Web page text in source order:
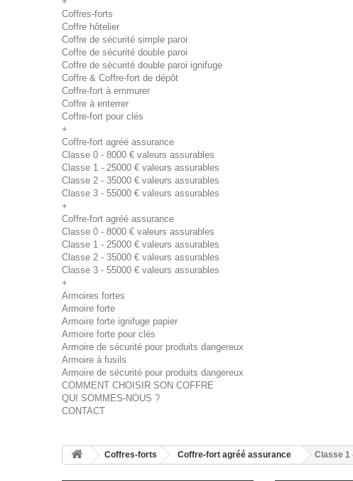
Coffres-forts
Coffre hôtelier
Coffre de sécurité simple paroi
Coffre de sécurité double paroi
Coffre de sécurité double paroi ignifuge
Coffre & Coffre-fort de dépôt
Coffre-fort à emmurer
Coffre à enterrer
Coffre-fort pour clés
+
Coffre-fort agréé assurance
Classe 0 - 8000 € valeurs assurables
Classe 1 - 25000 € valeurs assurables
Classe 2 - 35000 € valeurs assurables
Classe 3 - 55000 € valeurs assurables
+
Coffre-fort agréé assurance
Classe 0 - 8000 € valeurs assurables
Classe 1 - 25000 € valeurs assurables
Classe 2 - 35000 € valeurs assurables
Classe 3 - 55000 € valeurs assurables
+
Armoires fortes
Armoire forte
Armoire forte ignifuge papier
Armoire forte pour clés
Armoire de sécurité pour produits dangereux
Armoire à fusils
Armoire de sécurité pour produits dangereux
COMMENT CHOISIR SON COFFRE
QUI SOMMES-NOUS ?
CONTACT
Coffres-forts Coffre-fort agréé assurance Classe 1